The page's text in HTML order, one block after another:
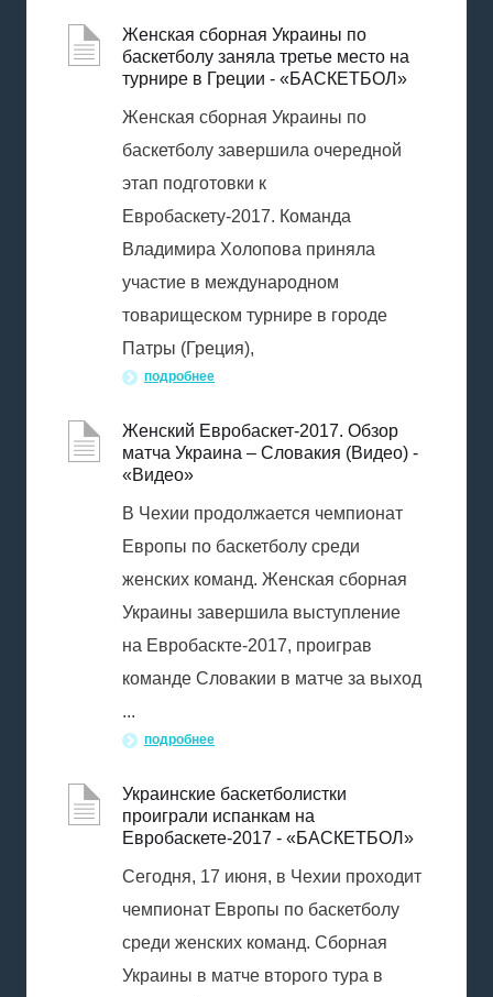
Женская сборная Украины по
баскетболу заняла третье место на
турнире в Греции - «БАСКЕТБОЛ»
Женская сборная Украины по
баскетболу завершила очередной
этап подготовки к
Евробаскету-2017. Команда
Владимира Холопова приняла
участие в международном
товарищеском турнире в городе
Патры (Греция),
подробнее
Женский Евробаскет-2017. Обзор
матча Украина – Словакия (Видео) -
«Видео»
В Чехии продолжается чемпионат
Европы по баскетболу среди
женских команд. Женская сборная
Украины завершила выступление
на Евробаскте-2017, проиграв
команде Словакии в матче за выход
...
подробнее
Украинские баскетболистки
проиграли испанкам на
Евробаскете-2017 - «БАСКЕТБОЛ»
Сегодня, 17 июня, в Чехии проходит
чемпионат Европы по баскетболу
среди женских команд. Сборная
Украины в матче второго тура в